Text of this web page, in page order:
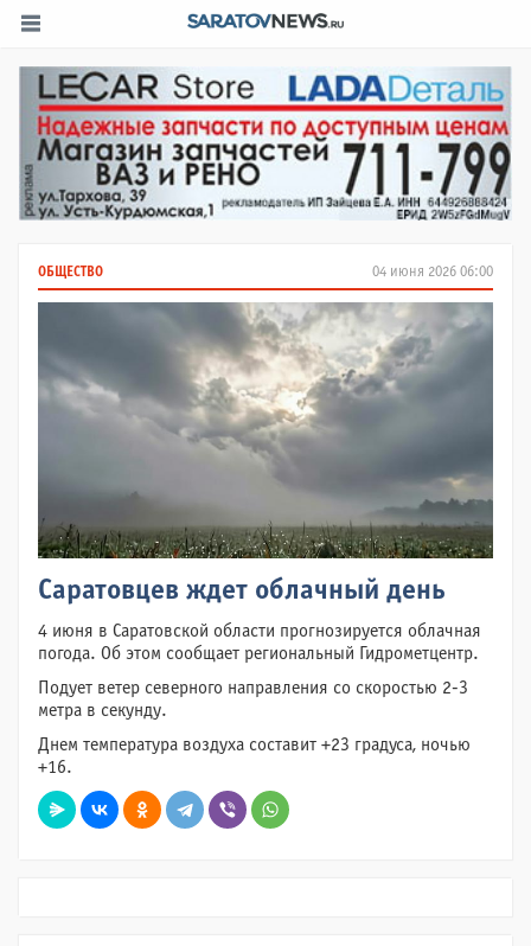
04 июня 2026 06:00
ОБЩЕСТВО
Саратовцев ждет облачный день
4 июня в Саратовской области прогнозируется облачная
погода. Об этом сообщает региональный Гидрометцентр.
Подует ветер северного направления со скоростью 2-3
метра в секунду.
Днем температура воздуха составит +23 градуса, ночью
+16.